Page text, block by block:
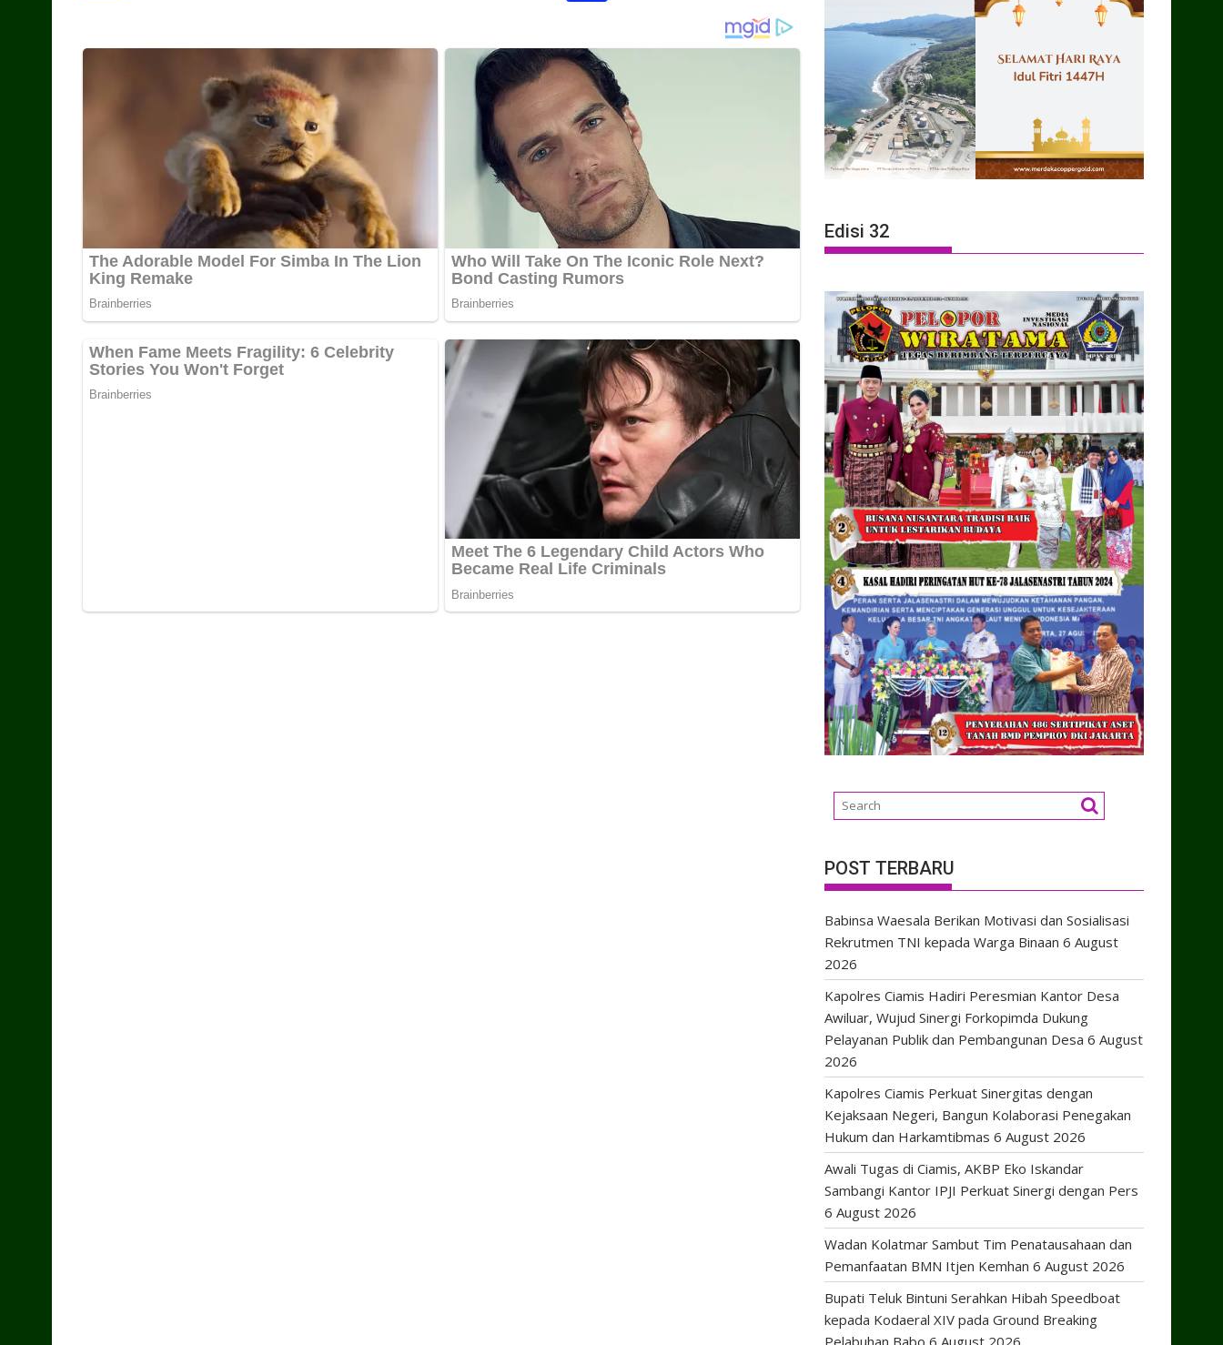
Edisi 32
POST TERBARU
Babinsa Waesala Berikan Motivasi dan Sosialisasi
Rekrutmen TNI kepada Warga Binaan 6 August
2026
Kapolres Ciamis Hadiri Peresmian Kantor Desa
Awiluar, Wujud Sinergi Forkopimda Dukung
Pelayanan Publik dan Pembangunan Desa 6 August
2026
Kapolres Ciamis Perkuat Sinergitas dengan
Kejaksaan Negeri, Bangun Kolaborasi Penegakan
Hukum dan Harkamtibmas 6 August 2026
Awali Tugas di Ciamis, AKBP Eko Iskandar
Sambangi Kantor IPJI Perkuat Sinergi dengan Pers
6 August 2026
Wadan Kolatmar Sambut Tim Penatausahaan dan
Pemanfaatan BMN Itjen Kemhan 6 August 2026
Bupati Teluk Bintuni Serahkan Hibah Speedboat
kepada Kodaeral XIV pada Ground Breaking
Pelabuhan Babo 6 August 2026